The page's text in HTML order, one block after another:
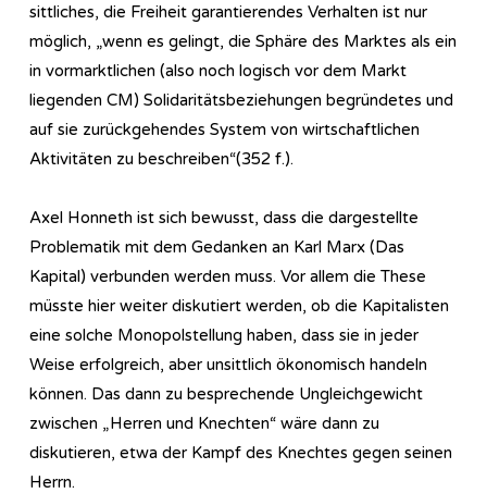
sittliches, die Freiheit garantierendes Verhalten ist nur
möglich, „wenn es gelingt, die Sphäre des Marktes als ein
in vormarktlichen (also noch logisch vor dem Markt
liegenden CM) Solidaritätsbeziehungen begründetes und
auf sie zurückgehendes System von wirtschaftlichen
Aktivitäten zu beschreiben“(352 f.).
Axel Honneth ist sich bewusst, dass die dargestellte
Problematik mit dem Gedanken an Karl Marx (Das
Kapital) verbunden werden muss. Vor allem die These
müsste hier weiter diskutiert werden, ob die Kapitalisten
eine solche Monopolstellung haben, dass sie in jeder
Weise erfolgreich, aber unsittlich ökonomisch handeln
können. Das dann zu besprechende Ungleichgewicht
zwischen „Herren und Knechten“ wäre dann zu
diskutieren, etwa der Kampf des Knechtes gegen seinen
Herrn.